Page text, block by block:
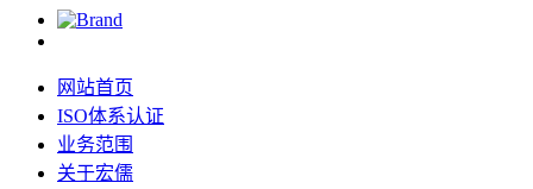
网站首页
ISO体系认证
业务范围
关于宏儒